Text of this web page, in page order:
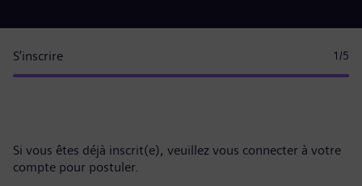
S’inscrire 1 /5
Si vous êtes déjà inscrit(e), veuillez vous connecter à votre
compte pour postuler.